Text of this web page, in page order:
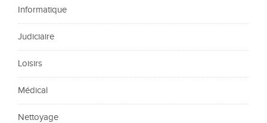
Informatique
Judiciaire
Loisirs
Médical
Nettoyage